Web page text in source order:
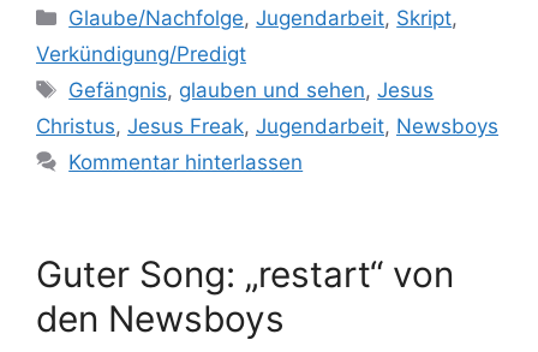
Kategorien
Glaube/Nachfolge,Jugendarbeit, Skript,
Verkündigung/Predigt
Schlagwörter
Gefängnis, glauben und sehen,Jesus
Christus, Jesus Freak, Jugendarbeit, Newsboys
Kommentar hinterlassen
Guter Song: „restart“ von
den Newsboys